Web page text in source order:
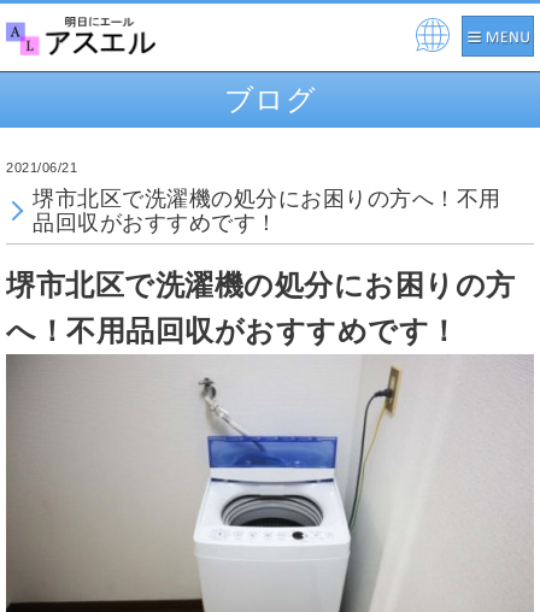
ブログ
2021/06/21
堺市北区で洗濯機の処分にお困りの方へ！不用
品回収がおすすめです！
堺市北区で洗濯機の処分にお困りの方
へ！不用品回収がおすすめです！